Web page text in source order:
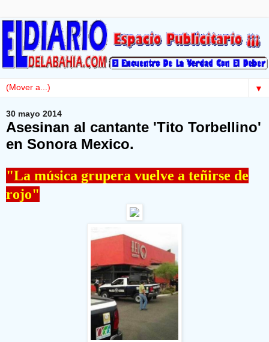
▼
30 mayo 2014
Asesinan al cantante 'Tito Torbellino'
en Sonora Mexico.
"La música grupera vuelve a teñirse de
rojo"